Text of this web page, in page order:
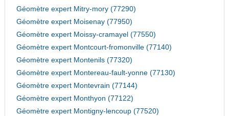
Géomètre expert Mitry-mory (77290)
Géomètre expert Moisenay (77950)
Géomètre expert Moissy-cramayel (77550)
Géomètre expert Montcourt-fromonville (77140)
Géomètre expert Montenils (77320)
Géomètre expert Montereau-fault-yonne (77130)
Géomètre expert Montevrain (77144)
Géomètre expert Monthyon (77122)
Géomètre expert Montigny-lencoup (77520)